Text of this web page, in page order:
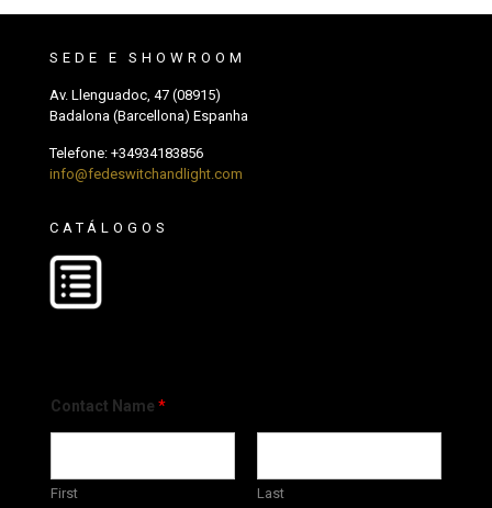
SEDE E SHOWROOM
Av. Llenguadoc, 47 (08915)
Badalona (Barcellona) Espanha
Telefone: +34934183856
info@fedeswitchandlight.com
CATÁLOGOS
Contact Name *
First Last